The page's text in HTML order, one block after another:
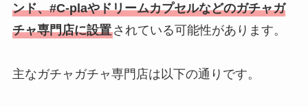
ンド、#C-plaやドリームカプセルなどのガチャガ
チャ専門店に設置されている可能性があります。
主なガチャガチャ専門店は以下の通りです。